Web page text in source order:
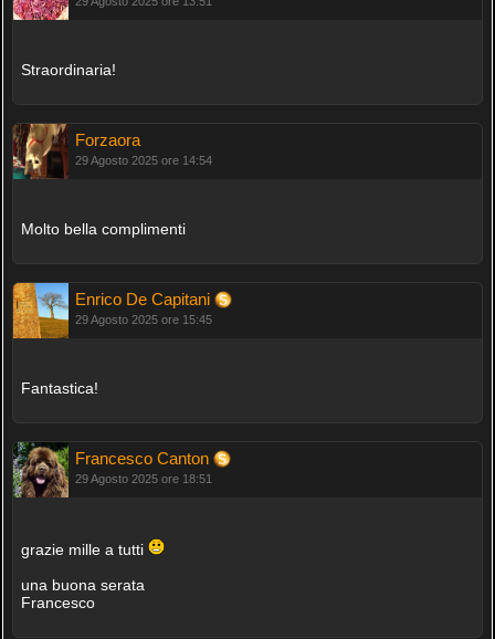
Straordinaria!
Forzaora
29 Agosto 2025 ore 14:54
Molto bella complimenti
Enrico De Capitani
29 Agosto 2025 ore 15:45
Fantastica!
Francesco Canton
29 Agosto 2025 ore 18:51
grazie mille a tutti
una buona serata
Francesco